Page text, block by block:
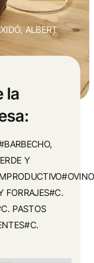
ALBERT
la
Y
FORRAJES#C.
PASTOS